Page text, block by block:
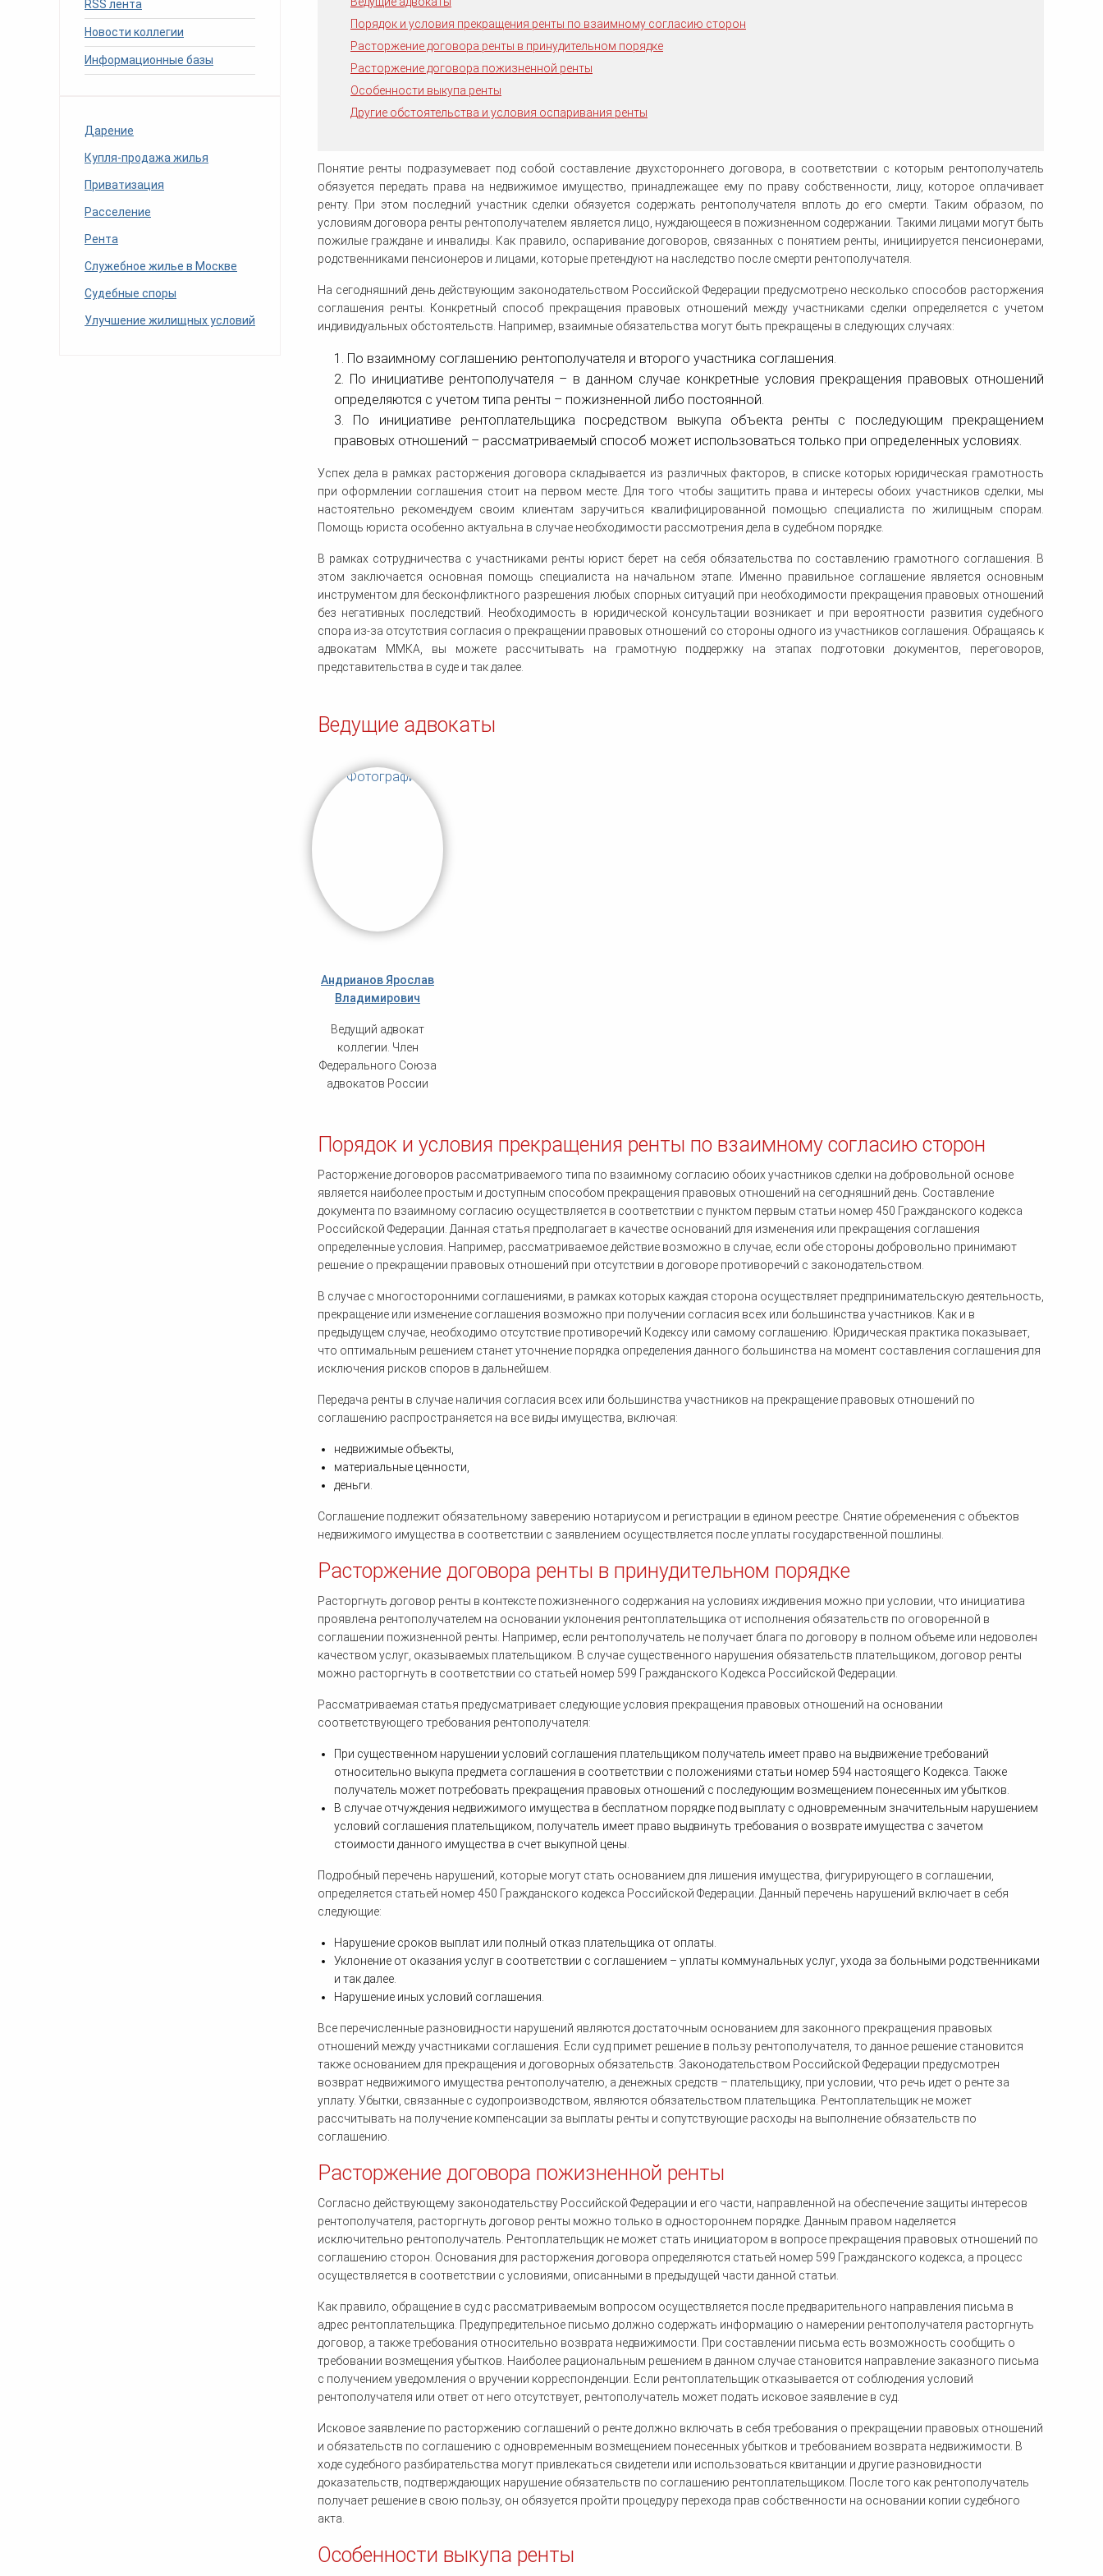
Защита на предварительном
уголовного дела
Обжалование приговора
Помощь по уголовным делам
Участие адвоката в суде
Взыскание по кредитному
Возврат имущества
Розыск имущества должника
Уголовный адвокат по ДТП
Сокращение штата
Споры по отпускам
Составление брачного договора
Установление факта родственных
отношений
Усыновление
Оформление наследства
Признание завещания
Снос пятиэтажек
Судебные споры
участками
Споры о границе земельного
участка
Миграционное право
Гражданство
Проверка юридической чистоты
недвижимости
Неимущественные права
Защита чести и достоинства
Оспаривание сделок
ОСАГО
Для юридических лиц
Представительство в суде
юридическим лицам
Признание торгов
недействительными
Кадровый аудит организации
Профессиональные налоговые
вычеты
Стандартные налоговые вычеты
Сопровождение бизнеса
Защита в контролирующих
Юридическая экспертиза
договоров юристом
Ликвидация предприятий
Споры по строительному подряду
Споры со страховыми
Таможенный адвокат
Урегулирование споров в
Московский областной суд
Районные суды
Конституционный Суд РФ
RSS лента
Новости коллегии
Информационные базы
Дарение
Купля-продажа жилья
Приватизация
Расселение
Рента
Служебное жилье в Москве
Судебные споры
Улучшение жилищных условий
Порядок и условия прекращения ренты по взаимному согласию сторон
Расторжение договора ренты в принудительном порядке
Расторжение договора пожизненной ренты
Особенности выкупа ренты
Другие обстоятельства и условия оспаривания ренты
Понятие ренты подразумевает под собой составление двухстороннего договора, в соответствии с которым рентополучатель
обязуется передать права на недвижимое имущество, принадлежащее ему по праву собственности, лицу, которое оплачивает
ренту. При этом последний участник сделки обязуется содержать рентополучателя вплоть до его смерти. Таким образом, по
условиям договора ренты рентополучателем является лицо, нуждающееся в пожизненном содержании. Такими лицами могут быть
пожилые граждане и инвалиды. Как правило, оспаривание договоров, связанных с понятием ренты, инициируется пенсионерами,
родственниками пенсионеров и лицами, которые претендуют на наследство после смерти рентополучателя.
На сегодняшний день действующим законодательством Российской Федерации предусмотрено несколько способов расторжения
соглашения ренты. Конкретный способ прекращения правовых отношений между участниками сделки определяется с учетом
индивидуальных обстоятельств. Например, взаимные обязательства могут быть прекращены в следующих случаях:
1. По взаимному соглашению рентополучателя и второго участника соглашения.
2. По инициативе рентополучателя – в данном случае конкретные условия прекращения правовых отношений
определяются с учетом типа ренты – пожизненной либо постоянной.
3. По инициативе рентоплательщика посредством выкупа объекта ренты с последующим прекращением
правовых отношений – рассматриваемый способ может использоваться только при определенных условиях.
Успех дела в рамках расторжения договора складывается из различных факторов, в списке которых юридическая грамотность
при оформлении соглашения стоит на первом месте. Для того чтобы защитить права и интересы обоих участников сделки, мы
настоятельно рекомендуем своим клиентам заручиться квалифицированной помощью специалиста по жилищным спорам.
Помощь юриста особенно актуальна в случае необходимости рассмотрения дела в судебном порядке.
В рамках сотрудничества с участниками ренты юрист берет на себя обязательства по составлению грамотного соглашения. В
этом заключается основная помощь специалиста на начальном этапе. Именно правильное соглашение является основным
инструментом для бесконфликтного разрешения любых спорных ситуаций при необходимости прекращения правовых отношений
без негативных последствий. Необходимость в юридической консультации возникает и при вероятности развития судебного
спора из-за отсутствия согласия о прекращении правовых отношений со стороны одного из участников соглашения. Обращаясь к
адвокатам ММКА, вы можете рассчитывать на грамотную поддержку на этапах подготовки документов, переговоров,
представительства в суде и так далее.
Ведущие адвокаты
Андрианов Ярослав
Владимирович
Ведущий адвокат
коллегии. Член
Федерального Союза
адвокатов России
Порядок и условия прекращения ренты по взаимному согласию сторон
Расторжение договоров рассматриваемого типа по взаимному согласию обоих участников сделки на добровольной основе
является наиболее простым и доступным способом прекращения правовых отношений на сегодняшний день. Составление
документа по взаимному согласию осуществляется в соответствии с пунктом первым статьи номер 450 Гражданского кодекса
Российской Федерации. Данная статья предполагает в качестве оснований для изменения или прекращения соглашения
определенные условия. Например, рассматриваемое действие возможно в случае, если обе стороны добровольно принимают
решение о прекращении правовых отношений при отсутствии в договоре противоречий с законодательством.
В случае с многосторонними соглашениями, в рамках которых каждая сторона осуществляет предпринимательскую деятельность,
прекращение или изменение соглашения возможно при получении согласия всех или большинства участников. Как и в
предыдущем случае, необходимо отсутствие противоречий Кодексу или самому соглашению. Юридическая практика показывает,
что оптимальным решением станет уточнение порядка определения данного большинства на момент составления соглашения для
исключения рисков споров в дальнейшем.
Передача ренты в случае наличия согласия всех или большинства участников на прекращение правовых отношений по
соглашению распространяется на все виды имущества, включая:
недвижимые объекты,
материальные ценности,
деньги.
Соглашение подлежит обязательному заверению нотариусом и регистрации в едином реестре. Снятие обременения с объектов
недвижимого имущества в соответствии с заявлением осуществляется после уплаты государственной пошлины.
Расторжение договора ренты в принудительном порядке
Расторгнуть договор ренты в контексте пожизненного содержания на условиях иждивения можно при условии, что инициатива
проявлена рентополучателем на основании уклонения рентоплательщика от исполнения обязательств по оговоренной в
соглашении пожизненной ренты. Например, если рентополучатель не получает блага по договору в полном объеме или недоволен
качеством услуг, оказываемых плательщиком. В случае существенного нарушения обязательств плательщиком, договор ренты
можно расторгнуть в соответствии со статьей номер 599 Гражданского Кодекса Российской Федерации.
Рассматриваемая статья предусматривает следующие условия прекращения правовых отношений на основании
соответствующего требования рентополучателя:
При существенном нарушении условий соглашения плательщиком получатель имеет право на выдвижение требований
относительно выкупа предмета соглашения в соответствии с положениями статьи номер 594 настоящего Кодекса. Также
получатель может потребовать прекращения правовых отношений с последующим возмещением понесенных им убытков.
В случае отчуждения недвижимого имущества в бесплатном порядке под выплату с одновременным значительным нарушением
условий соглашения плательщиком, получатель имеет право выдвинуть требования о возврате имущества с зачетом
стоимости данного имущества в счет выкупной цены.
Подробный перечень нарушений, которые могут стать основанием для лишения имущества, фигурирующего в соглашении,
определяется статьей номер 450 Гражданского кодекса Российской Федерации. Данный перечень нарушений включает в себя
следующие:
Нарушение сроков выплат или полный отказ плательщика от оплаты.
Уклонение от оказания услуг в соответствии с соглашением – уплаты коммунальных услуг, ухода за больными родственниками
и так далее.
Нарушение иных условий соглашения.
Все перечисленные разновидности нарушений являются достаточным основанием для законного прекращения правовых
отношений между участниками соглашения. Если суд примет решение в пользу рентополучателя, то данное решение становится
также основанием для прекращения и договорных обязательств. Законодательством Российской Федерации предусмотрен
возврат недвижимого имущества рентополучателю, а денежных средств – плательщику, при условии, что речь идет о ренте за
уплату. Убытки, связанные с судопроизводством, являются обязательством плательщика. Рентоплательщик не может
рассчитывать на получение компенсации за выплаты ренты и сопутствующие расходы на выполнение обязательств по
соглашению.
Расторжение договора пожизненной ренты
Согласно действующему законодательству Российской Федерации и его части, направленной на обеспечение защиты интересов
рентополучателя, расторгнуть договор ренты можно только в одностороннем порядке. Данным правом наделяется
исключительно рентополучатель. Рентоплательщик не может стать инициатором в вопросе прекращения правовых отношений по
соглашению сторон. Основания для расторжения договора определяются статьей номер 599 Гражданского кодекса, а процесс
осуществляется в соответствии с условиями, описанными в предыдущей части данной статьи.
Как правило, обращение в суд с рассматриваемым вопросом осуществляется после предварительного направления письма в
адрес рентоплательщика. Предупредительное письмо должно содержать информацию о намерении рентополучателя расторгнуть
договор, а также требования относительно возврата недвижимости. При составлении письма есть возможность сообщить о
требовании возмещения убытков. Наиболее рациональным решением в данном случае становится направление заказного письма
с получением уведомления о вручении корреспонденции. Если рентоплательщик отказывается от соблюдения условий
рентополучателя или ответ от него отсутствует, рентополучатель может подать исковое заявление в суд.
Исковое заявление по расторжению соглашений о ренте должно включать в себя требования о прекращении правовых отношений
и обязательств по соглашению с одновременным возмещением понесенных убытков и требованием возврата недвижимости. В
ходе судебного разбирательства могут привлекаться свидетели или использоваться квитанции и другие разновидности
доказательств, подтверждающих нарушение обязательств по соглашению рентоплательщиком. После того как рентополучатель
получает решение в свою пользу, он обязуется пройти процедуру перехода прав собственности на основании копии судебного
акта.
Особенности выкупа ренты